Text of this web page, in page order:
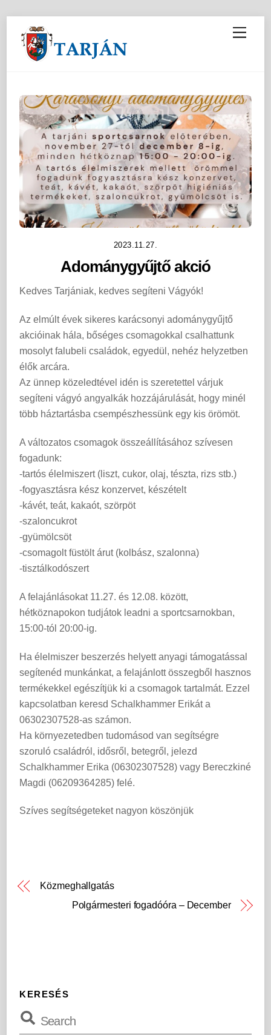
M
e
2023.11.27.
Adománygyűjtő akció
Kedves Tarjániak, kedves segíteni Vágyók!
Az elmúlt évek sikeres karácsonyi adománygyűjtő
akcióinak hála, bőséges csomagokkal csalhattunk
mosolyt falubeli családok, egyedül, nehéz helyzetben
élők arcára.
Az ünnep közeledtével idén is szeretettel várjuk
segíteni vágyó angyalkák hozzájárulását, hogy minél
több háztartásba csempészhessünk egy kis örömöt.
A változatos csomagok összeállításához szívesen
fogadunk:
-tartós élelmiszert (liszt, cukor, olaj, tészta, rizs stb.)
-fogyasztásra kész konzervet, készételt
-kávét, teát, kakaót, szörpöt
-szaloncukrot
-gyümölcsöt
-csomagolt füstölt árut (kolbász, szalonna)
-tisztálkodószert
A felajánlásokat 11.27. és 12.08. között,
hétköznapokon tudjátok leadni a sportcsarnokban,
15:00-tól 20:00-ig.
Ha élelmiszer beszerzés helyett anyagi támogatással
segítenéd munkánkat, a felajánlott összegből hasznos
termékekkel egészítjük ki a csomagok tartalmát. Ezzel
kapcsolatban keresd Schalkhammer Erikát a
06302307528-as számon.
Ha környezetedben tudomásod van segítségre
szoruló családról, idősről, betegről, jelezd
Schalkhammer Erika (06302307528) vagy Bereczkiné
Magdi (06209364285) felé.
Szíves segítségeteket nagyon köszönjük
Közmeghallgatás
Polgármesteri fogadóóra – December
KERESÉS